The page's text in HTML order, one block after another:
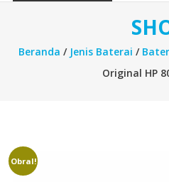
Beranda / Jenis Baterai /
Original HP
Obral!